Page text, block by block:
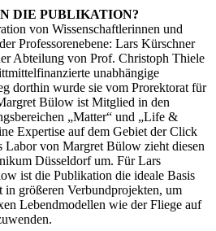
DIE PUBLIKATION?
von Wissenschaftlerinnen und
Professorenebene: Lars Kürschner
Abteilung von Prof. Christoph Thiele
unabhängige
dorthin wurde sie vom Prorektorat für
Bülow ist Mitglied in den
„Matter“ und „Life &
Expertise auf dem Gebiet der Click
Labor von Margret Bülow zieht diesen
Düsseldorf um. Für Lars
ist die Publikation die ideale Basis
in größeren Verbundprojekten, um
Lebendmodellen wie der Fliege auf